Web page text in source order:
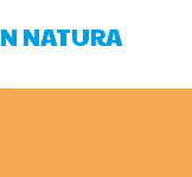
NATURA